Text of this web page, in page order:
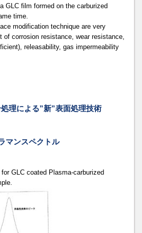
GLC film formed on the carburized
time.
modification technique are very
of corrosion resistance, wear resistance,
releasability, gas impermeability
理による”新”表面処理技術
マンスペクトル
GLC coated Plasma-carburized